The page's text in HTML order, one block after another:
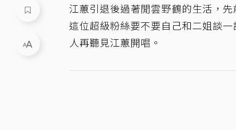
江蕙引退後過著閒雲野鶴的生活，
這位超級粉絲要不要自己和二姐談
人再聽見江蕙開唱。